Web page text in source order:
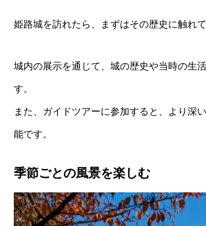
姫路城を訪れたら、まずはその歴史に触れて
城内の展示を通じて、城の歴史や当時の生
す。
また、ガイドツアーに参加すると、より深
能です。
季節ごとの風景を楽しむ